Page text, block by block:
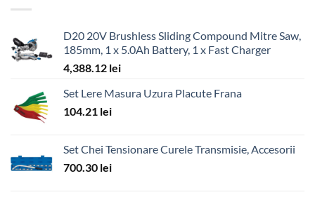
D20 20V Brushless Sliding Compound Mitre Saw,
185mm, 1 x 5.0Ah Battery, 1 x Fast Charger
4,388.12 lei
Set Lere Masura Uzura Placute Frana
104.21 lei
Set Chei Tensionare Curele Transmisie, Accesorii
700.30 lei